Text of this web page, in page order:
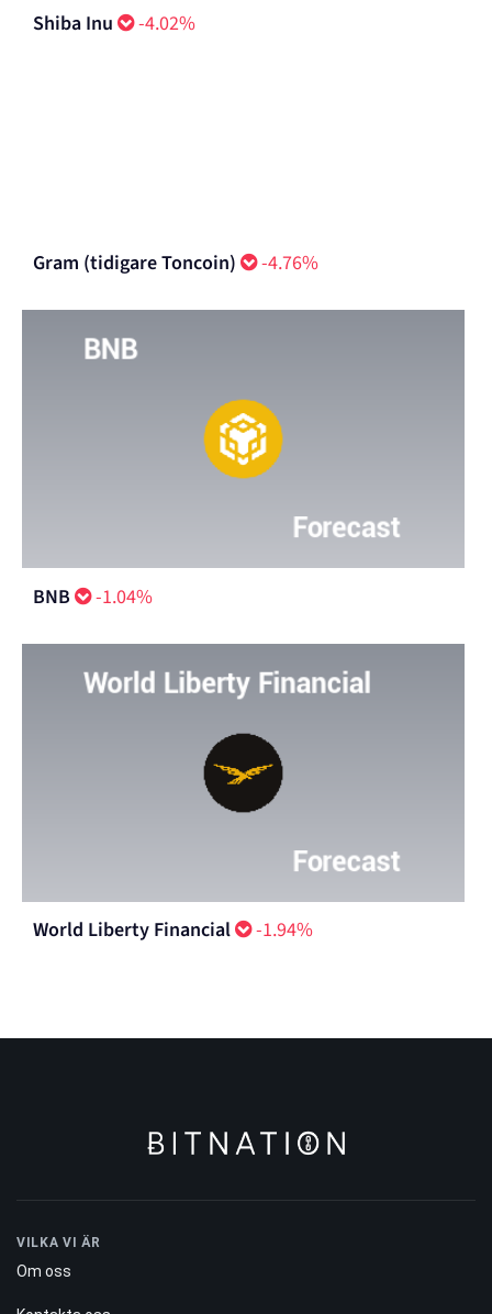
Shiba Inu -4.02%
Gram (tidigare Toncoin)
-1.04%